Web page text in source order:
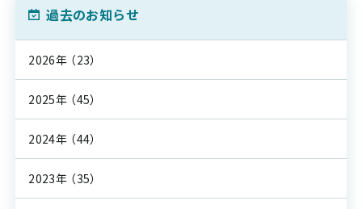
過去のお知らせ
2026年 （23）
2025年 （45）
2024年 （44）
2023年 （35）